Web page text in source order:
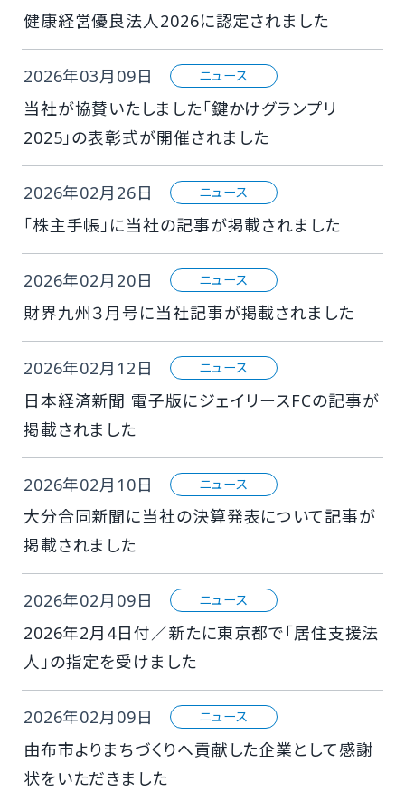
健康経営優良法人2026に認定されました
2026年03月09日 ニュース
当社が協賛いたしました「鍵かけグランプリ
2025」の表彰式が開催されました
2026年02月26日 ニュース
「株主手帳」に当社の記事が掲載されました
2026年02月20日 ニュース
財界九州３月号に当社記事が掲載されました
2026年02月12日 ニュース
日本経済新聞 電子版にジェイリースFCの記事が
掲載されました
2026年02月10日 ニュース
大分合同新聞に当社の決算発表について記事が
掲載されました
2026年02月09日 ニュース
2026年2月4日付／新たに東京都で「居住支援法
人」の指定を受けました
2026年02月09日 ニュース
由布市よりまちづくりへ貢献した企業として感謝
状をいただきました